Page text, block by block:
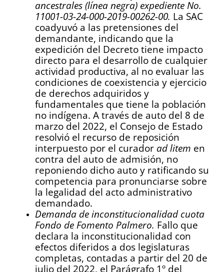
ancestrales (línea negra) expediente No.
11001-03-24-000-2019-00262-00. La SAC
coadyuvó a las pretensiones del
demandante, indicando que la
expedición del Decreto tiene impacto
directo para el desarrollo de cualquier
actividad productiva, al no evaluar las
condiciones de coexistencia y ejercicio
de derechos adquiridos y
fundamentales que tiene la población
no indígena. A través de auto del 8 de
marzo del 2022, el Consejo de Estado
resolvió el recurso de reposición
interpuesto por el curador ad litem en
contra del auto de admisión, no
reponiendo dicho auto y ratificando su
competencia para pronunciarse sobre
la legalidad del acto administrativo
demandado.
Demanda de inconstitucionalidad cuota
Fondo de Fomento Palmero. Fallo que
declara la inconstitucionalidad con
efectos diferidos a dos legislaturas
completas, contadas a partir del 20 de
julio del 2022, el Parágrafo 1º del